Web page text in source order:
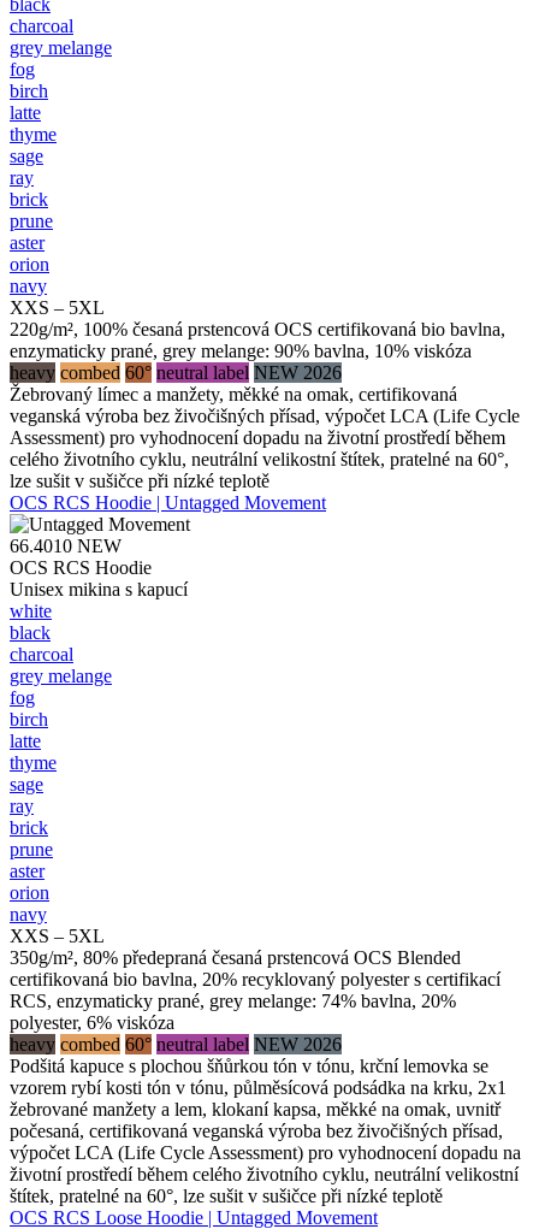
charcoal
grey melange
fog
birch
latte
thyme
sage
ray
brick
prune
aster
orion
navy
XXS – 5XL
220g/m², 100% česaná prstencová OCS certifikovaná bio bavlna,
enzymaticky prané, grey melange: 90% bavlna, 10% viskóza
heavy combed 60° neutral label NEW 2026
Žebrovaný límec a manžety, měkké na omak, certifikovaná
veganská výroba bez živočišných přísad, výpočet LCA (Life Cycle
Assessment) pro vyhodnocení dopadu na životní prostředí během
celého životního cyklu, neutrální velikostní štítek, pratelné na 60°,
lze sušit v sušičce při nízké teplotě
OCS RCS Hoodie | Untagged Movement
66.4010 NEW
OCS RCS Hoodie
Unisex mikina s kapucí
white
black
charcoal
grey melange
fog
birch
latte
thyme
sage
ray
brick
prune
aster
orion
navy
XXS – 5XL
350g/m², 80% předepraná česaná prstencová OCS Blended
certifikovaná bio bavlna, 20% recyklovaný polyester s certifikací
RCS, enzymaticky prané, grey melange: 74% bavlna, 20%
polyester, 6% viskóza
heavy combed 60° neutral label NEW 2026
Podšitá kapuce s plochou šňůrkou tón v tónu, krční lemovka se
vzorem rybí kosti tón v tónu, půlměsícová podsádka na krku, 2x1
žebrované manžety a lem, klokaní kapsa, měkké na omak, uvnitř
počesaná, certifikovaná veganská výroba bez živočišných přísad,
výpočet LCA (Life Cycle Assessment) pro vyhodnocení dopadu na
životní prostředí během celého životního cyklu, neutrální velikostní
štítek, pratelné na 60°, lze sušit v sušičce při nízké teplotě
OCS RCS Loose Hoodie | Untagged Movement